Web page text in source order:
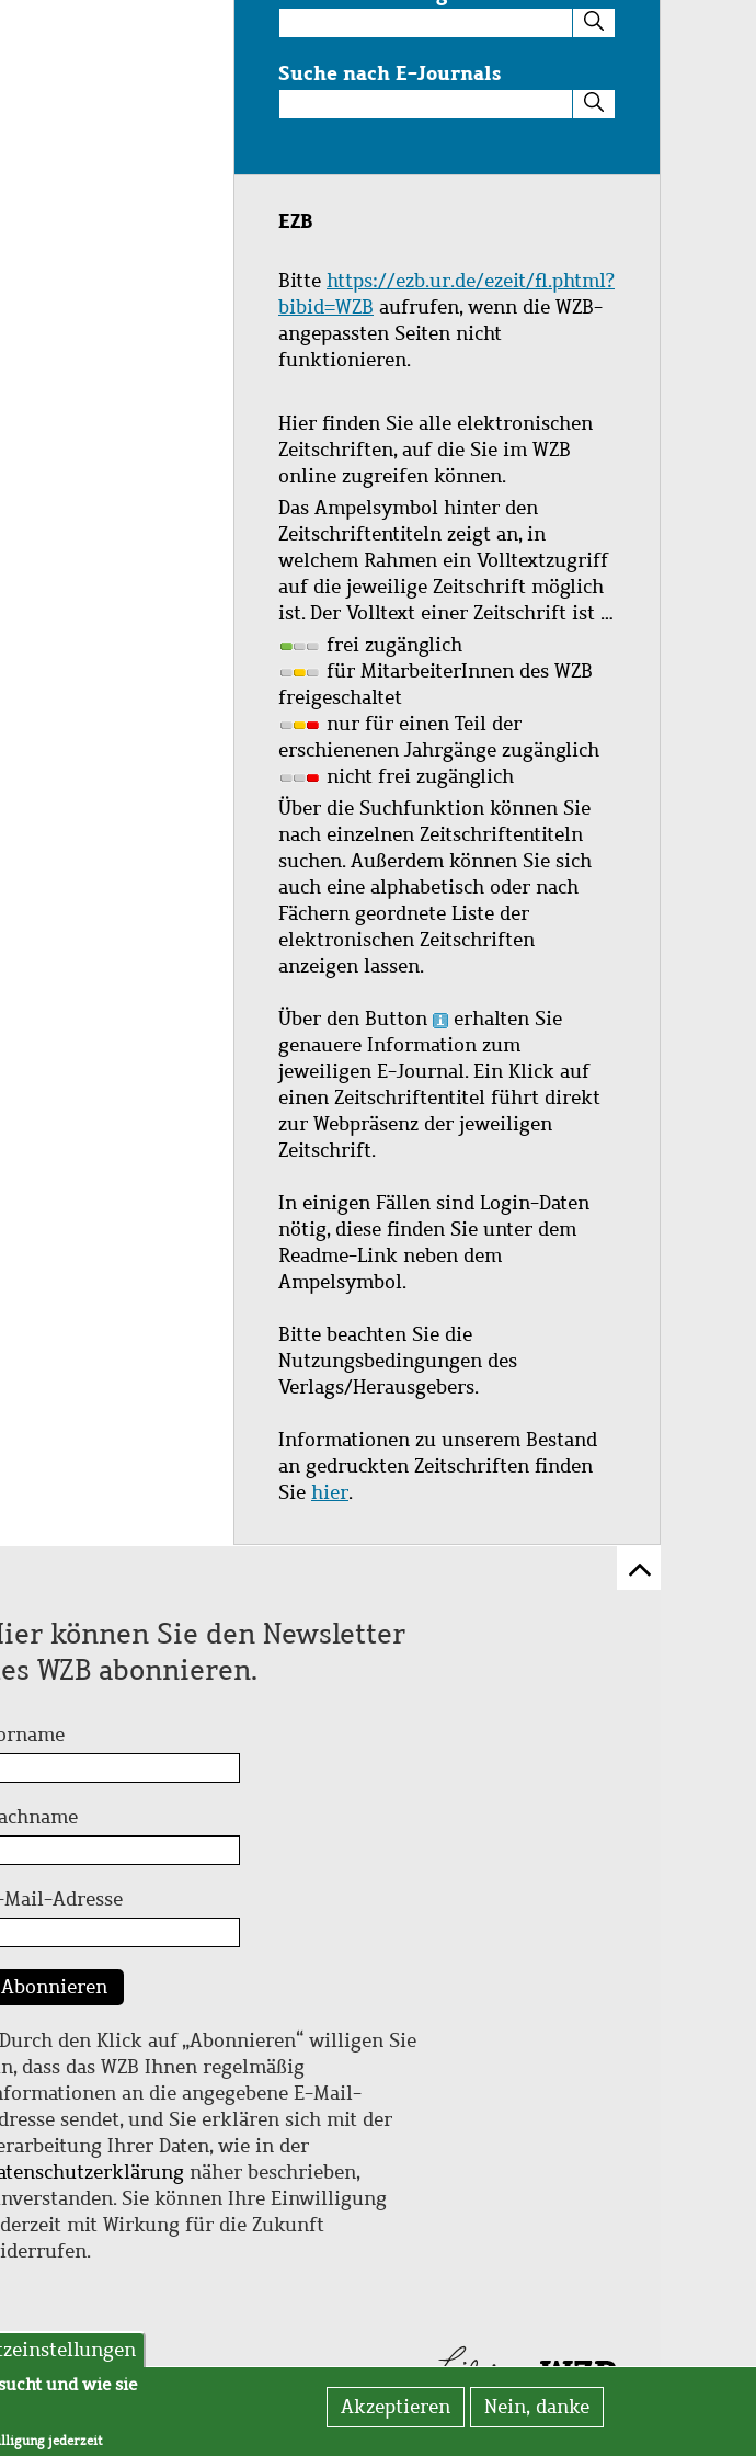
im
Katalog
Suche nach E-Journals
nach
Journals
EZB
Bitte https://ezb.ur.de/ezeit/fl.phtml?
bibid=WZB aufrufen, wenn die WZB-
angepassten Seiten nicht
funktionieren.
Hier finden Sie alle elektronischen
Zeitschriften, auf die Sie im WZB
online zugreifen können.
Das Ampelsymbol hinter den
Zeitschriftentiteln zeigt an, in
welchem Rahmen ein Volltextzugriff
auf die jeweilige Zeitschrift möglich
ist. Der Volltext einer Zeitschrift ist …
frei zugänglich
für MitarbeiterInnen des WZB
freigeschaltet
nur für einen Teil der
erschienenen Jahrgänge zugänglich
nicht frei zugänglich
Über die Suchfunktion können Sie
nach einzelnen Zeitschriftentiteln
suchen. Außerdem können Sie sich
auch eine alphabetisch oder nach
Fächern geordnete Liste der
elektronischen Zeitschriften
anzeigen lassen.
Über den Button
erhalten Sie
genauere Information zum
jeweiligen E-Journal. Ein Klick auf
einen Zeitschriftentitel führt direkt
zur Webpräsenz der jeweiligen
Zeitschrift.
In einigen Fällen sind Login-Daten
nötig, diese finden Sie unter dem
Readme-Link neben dem
Ampelsymbol.
Bitte beachten Sie die
Nutzungsbedingungen des
Verlags/Herausgebers.
Informationen zu unserem Bestand
an gedruckten Zeitschriften finden
Sie hier.
Zum
können Sie den Newsletter
WZB abonnieren.
Mail-Adresse
Abonnieren
den Klick auf „Abonnieren“ willigen Sie
dass das WZB Ihnen regelmäßig
an die angegebene E-Mail-
sendet, und Sie erklären sich mit der
Ihrer Daten, wie in der
näher beschrieben,
Sie können Ihre Einwilligung
mit Wirkung für die Zukunft
und wie sie
jederzeit
Akzeptieren Nein, danke